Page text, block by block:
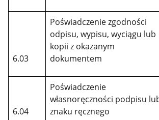
6.03
Poświadczenie zgodności
odpisu, wypisu, wyciągu lub
kopii z okazanym
dokumentem
6.04
Poświadczenie
własnoręczności podpisu
znaku ręcznego